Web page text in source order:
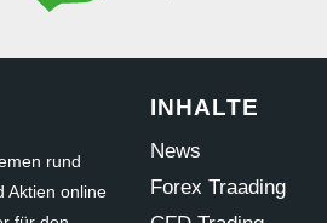
rund
Aktien online
INHALTE
News
Forex Traading